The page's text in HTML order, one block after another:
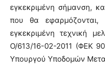
εγκεκριμένη σήμανση,
που θα
εγκεκριμένη τεχνική
Ο/613/16-02-2011 (ΦΕΚ
Υπουργού Υποδομών